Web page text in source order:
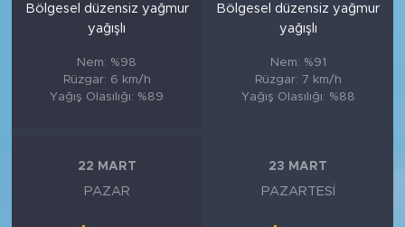
Bölgesel düzensiz yağmur
yağışlı
Nem: %98
Rüzgar: 6 km/h
Yağış Olasılığı: %89
Bölgesel düzensiz yağmur
yağışlı
Nem: %91
Rüzgar: 7 km/h
Yağış Olasılığı: %88
22 MART
PAZAR
23 MART
PAZARTESI